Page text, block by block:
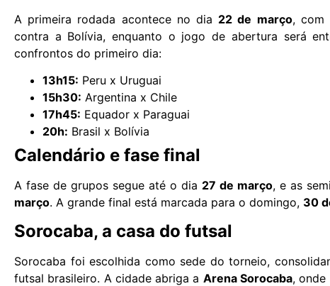
A primeira rodada acontece no dia 22 de março, com
contra a Bolívia, enquanto o jogo de abertura será
confrontos do primeiro dia:
13h15: Peru x Uruguai
15h30: Argentina x Chile
17h45: Equador x Paraguai
20h: Brasil x Bolívia
Calendário e fase final
A fase de grupos segue até o dia 27 de março, e as
março. A grande final está marcada para o domingo, 30
Sorocaba, a casa do futsal
Sorocaba foi escolhida como sede do torneio,
futsal brasileiro. A cidade abriga a Arena Sorocaba, onde